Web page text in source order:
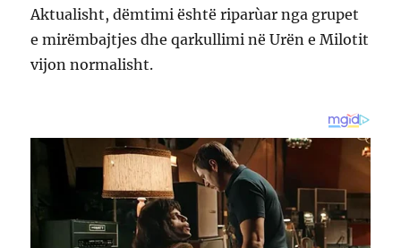
Aktualisht, dëmtimi është riparùar nga grupet
e mirëmbajtjes dhe qarkullimi në Urën e Milotit
vijon normalisht.